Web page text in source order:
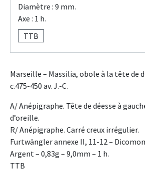
Diamètre : 9 mm.
Axe : 1 h.
TTB
Marseille – Massilia, obole à la tête de
c.475-450 av. J.-C.
A/ Anépigraphe. Tête de déesse à
d’oreille.
R/ Anépigraphe. Carré creux irrégulier.
Furtwängler annexe II, 11-12 –
Argent – 0,83g – 9,0mm – 1 h.
TTB